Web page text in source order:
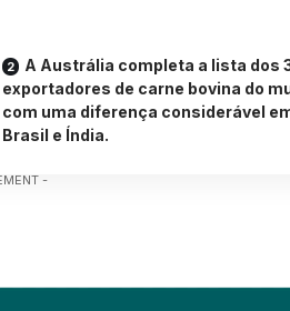
A Austrália completa a lista dos
exportadores de carne bovina do
com uma diferença considerável
Brasil e Índia.
-